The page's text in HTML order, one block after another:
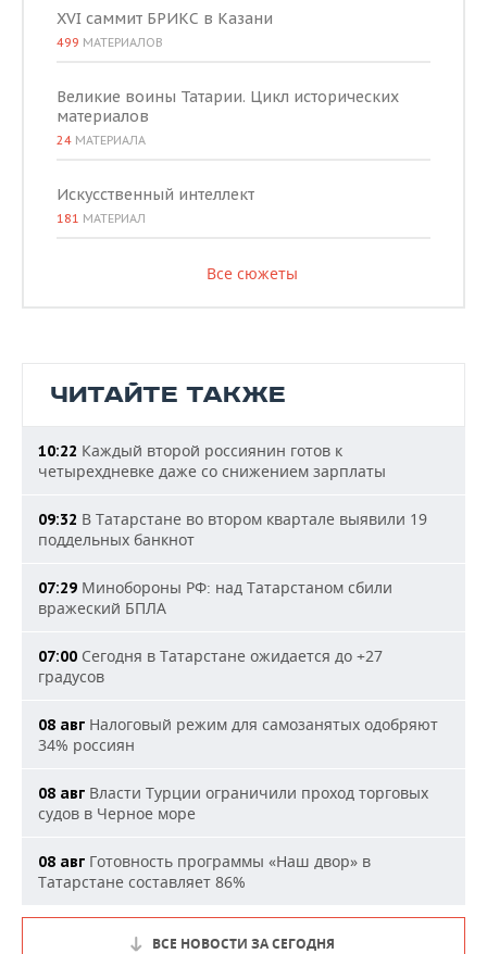
XVI саммит БРИКС в Казани
499 МАТЕРИАЛОВ
Великие воины Татарии. Цикл исторических
материалов
24 МАТЕРИАЛА
Искусственный интеллект
181 МАТЕРИАЛ
Все сюжеты
ЧИТАЙТЕ ТАКЖЕ
10:22 Каждый второй россиянин готов к
четырехдневке даже со снижением зарплаты
09:32 В Татарстане во втором квартале выявили 19
поддельных банкнот
07:29 Минобороны РФ: над Татарстаном сбили
вражеский БПЛА
07:00 Сегодня в Татарстане ожидается до +27
градусов
08 авг Налоговый режим для самозанятых одобряют
34% россиян
08 авг Власти Турции ограничили проход торговых
судов в Черное море
08 авг Готовность программы «Наш двор» в
Татарстане составляет 86%
ВСЕ НОВОСТИ ЗА СЕГОДНЯ